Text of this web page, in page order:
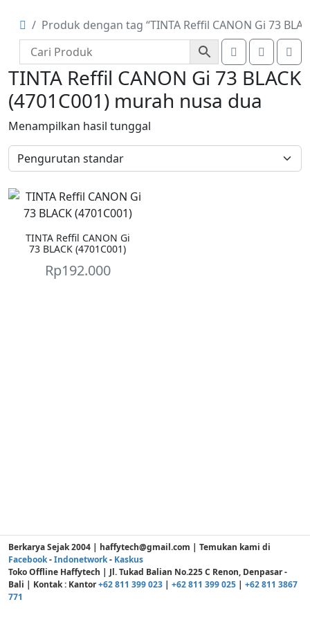
Produk dengan tag “TINTA Reffil CANON Gi 73
Account
TINTA Reffil CANON Gi 73 BLACK
(4701C001) murah nusa dua
Menampilkan hasil tunggal
TINTA Reffil CANON Gi
73 BLACK (4701C001)
Rp192.000
Berkarya Sejak 2004 | haffytech@gmail.com | Temukan kami di
Facebook-Indonetwork- Kaskus
Toko Offline Haffytech | Jl. Tukad Balian No.225 C Renon, Denpasar -
Bali | Kontak : Kantor+62 811 399 023 | +62 811 399 025 | +62 811 3867
771